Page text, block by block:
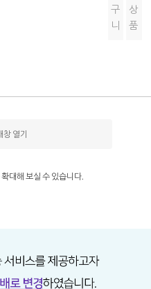
구
니
상
품
창 열기
대해 보실 수 있습니다.